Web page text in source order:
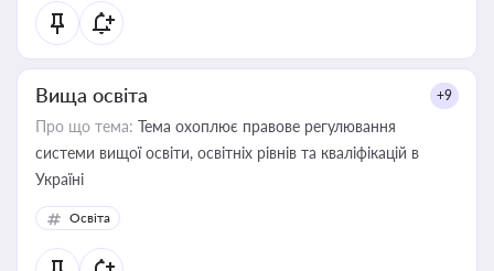
Вища освіта +9
Про що тема: Тема охоплює правове регулювання
системи вищої освіти, освітніх рівнів та кваліфікацій в
Україні
Освіта